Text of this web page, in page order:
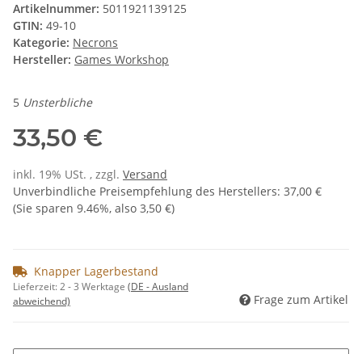
Artikelnummer: 5011921139125
GTIN: 49-10
Kategorie: Necrons
Hersteller: Games Workshop
5 Unsterbliche
33,50 €
inkl. 19% USt. , zzgl. Versand
Unverbindliche Preisempfehlung des Herstellers: 37,00 €
(Sie sparen 9.46%, also 3,50 €)
Knapper Lagerbestand
Lieferzeit:2 - 3 Werktage (DE - Ausland
abweichend)
Frage zum Artikel